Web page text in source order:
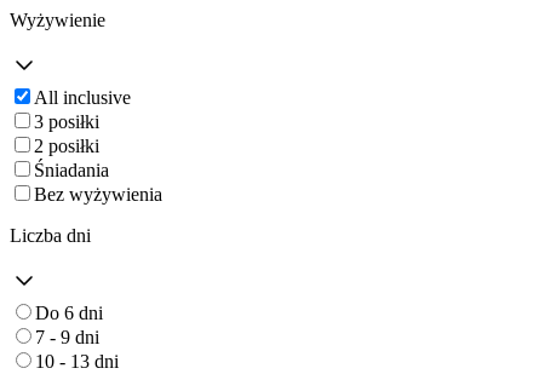
Wyżywienie
All inclusive
3 posiłki
2 posiłki
Śniadania
Bez wyżywienia
Liczba dni
Do 6 dni
7 - 9 dni
10 - 13 dni